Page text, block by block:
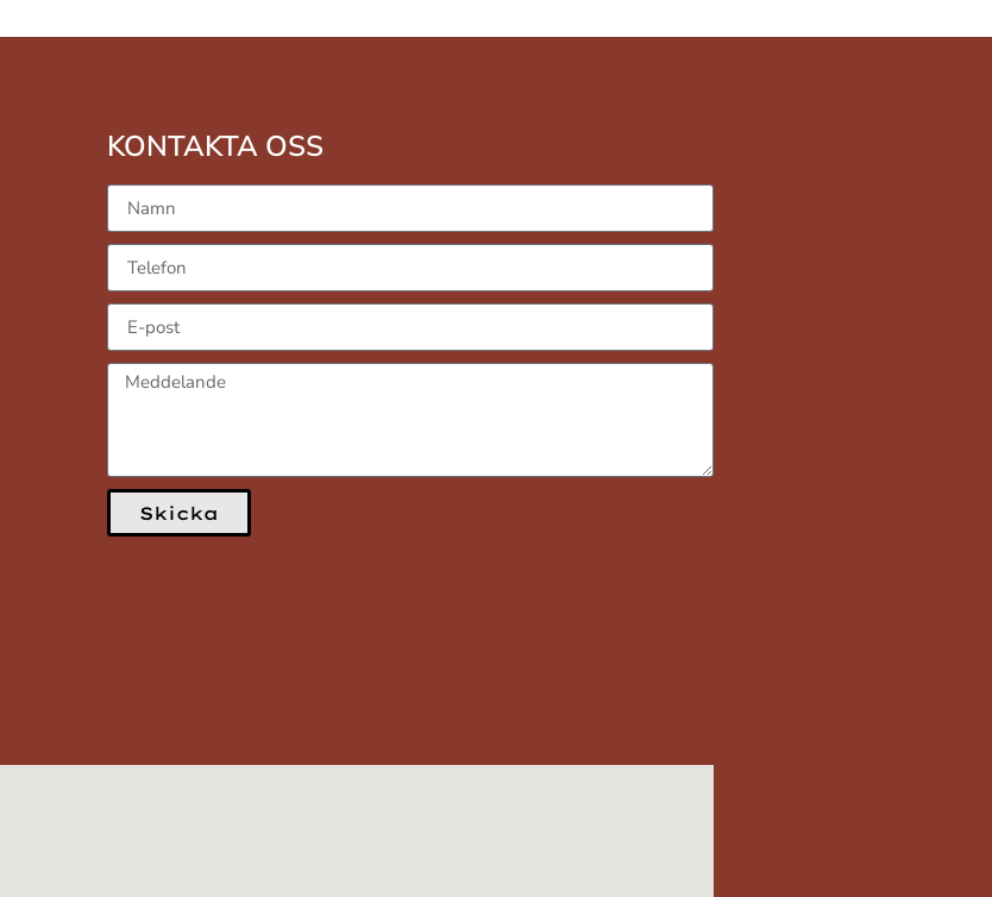
KONTAKTA OSS
Skicka